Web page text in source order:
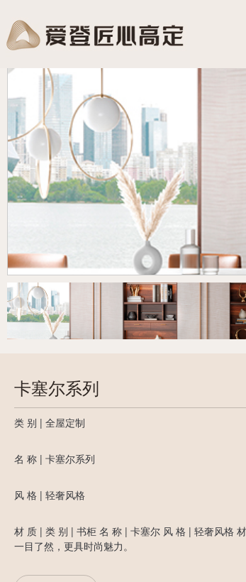
卡塞尔系列
类 别 | 全屋定制
名 称 | 卡塞尔系列
风 格 | 轻奢风格
材 质 | 类 别 | 书柜 名 称 | 卡塞尔 风 格 | 轻奢风格
一目了然，更具时尚魅力。